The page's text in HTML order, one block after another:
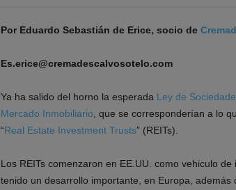
Por Eduardo Sebastián de Erice, socio de
Es.erice@cremadescalvosotelo.com
Ya ha salido del horno la esperada Ley de
Mercado Inmobiliario , que se corresponderían a lo
“Real Estate Investment Trusts” (REITs).
Los REITs comenzaron en EE.UU. como vehiculo
tenido un desarrollo importante, en Europa,